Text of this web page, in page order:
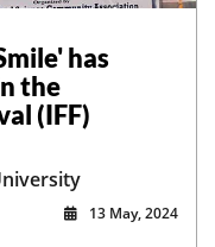
has
the
(IFF)
13 May, 2024